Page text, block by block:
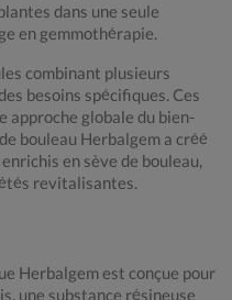
dans une seule
en gemmothérapie.
combinant plusieurs
besoins spécifiques. Ces
approche globale du bien-
bouleau Herbalgem a créé
en sève de bouleau,
revitalisantes.
Herbalgem est conçue pour
une substance résineuse